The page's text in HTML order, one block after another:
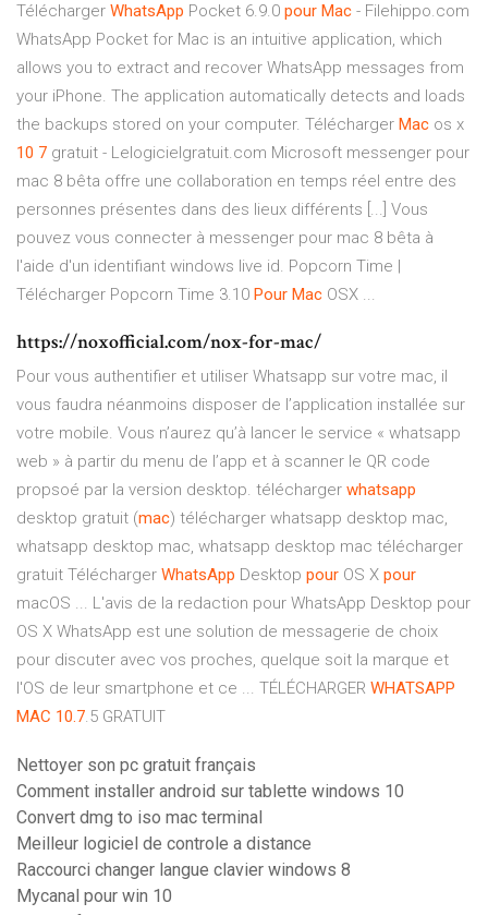
Télécharger WhatsApp Pocket 6.9.0 pour Mac - Filehippo.com
WhatsApp Pocket for Mac is an intuitive application, which
allows you to extract and recover WhatsApp messages from
your iPhone. The application automatically detects and loads
the backups stored on your computer. Télécharger Mac os x
10 7 gratuit - Lelogicielgratuit.com Microsoft messenger pour
mac 8 bêta offre une collaboration en temps réel entre des
personnes présentes dans des lieux différents [...] Vous
pouvez vous connecter à messenger pour mac 8 bêta à
l'aide d'un identifiant windows live id. Popcorn Time |
Télécharger Popcorn Time 3.10 Pour Mac OSX ...
https://noxofficial.com/nox-for-mac/
Pour vous authentifier et utiliser Whatsapp sur votre mac, il
vous faudra néanmoins disposer de l’application installée sur
votre mobile. Vous n’aurez qu’à lancer le service « whatsapp
web » à partir du menu de l’app et à scanner le QR code
propsoé par la version desktop. télécharger whatsapp
desktop gratuit (mac) télécharger whatsapp desktop mac,
whatsapp desktop mac, whatsapp desktop mac télécharger
gratuit Télécharger WhatsApp Desktop pour OS X pour
macOS ... L'avis de la redaction pour WhatsApp Desktop pour
OS X WhatsApp est une solution de messagerie de choix
pour discuter avec vos proches, quelque soit la marque et
l'OS de leur smartphone et ce ... TÉLÉCHARGER WHATSAPP
MAC 10.7.5 GRATUIT
Nettoyer son pc gratuit français
Comment installer android sur tablette windows 10
Convert dmg to iso mac terminal
Meilleur logiciel de controle a distance
Raccourci changer langue clavier windows 8
Mycanal pour win 10